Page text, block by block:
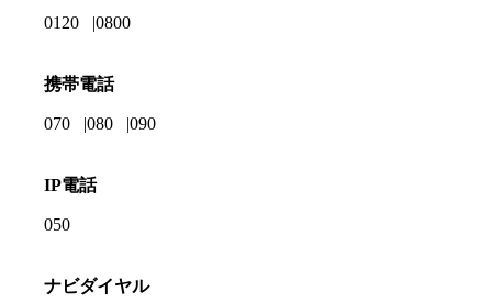
0120 0800
携帯電話
070 080 090
IP電話
050
ナビダイヤル